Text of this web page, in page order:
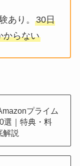
あり。 30日
からない
プライム
選｜特典・料
解説